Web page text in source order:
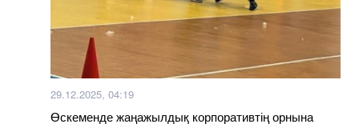
29.12.2025, 04:19
Өскеменде жаңажылдық корпоративтің орнына